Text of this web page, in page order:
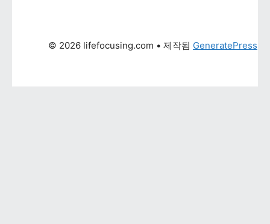
© 2026 lifefocusing.com • 제작됨 GeneratePress